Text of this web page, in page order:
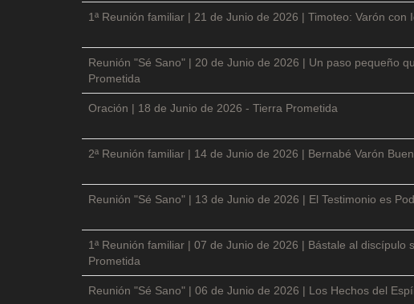
1ª Reunión familiar | 21 de Junio de 2026 | Timoteo: Varón con
Reunión "Sé Sano" | 20 de Junio de 2026 | Un paso pequeño
Prometida
Oración | 18 de Junio de 2026 - Tierra Prometida
2ª Reunión familiar | 14 de Junio de 2026 | Bernabé Varón
Reunión "Sé Sano" | 13 de Junio de 2026 | El Testimonio es
1ª Reunión familiar | 07 de Junio de 2026 | Bástale al discípulo
Prometida
Reunión "Sé Sano" | 06 de Junio de 2026 | Los Hechos del